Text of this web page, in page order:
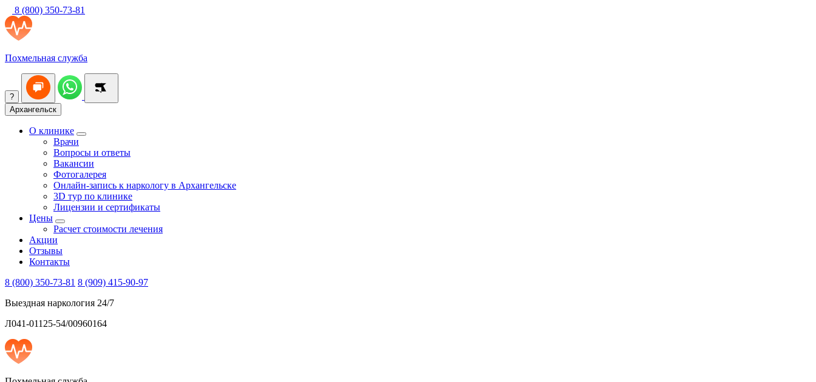
8 (800) 350-73-81
Похмельная служба
?
Архангельск
О клинике
Врачи
Вопросы и ответы
Вакансии
Фотогалерея
Онлайн-запись к наркологу в Архангельске
3D тур по клинике
Лицензии и сертификаты
Цены
Расчет стоимости лечения
Акции
Отзывы
Контакты
8 (800) 350-73-81 8 (909) 415-90-97
Выездная наркология 24/7
Л041-01125-54/00960164